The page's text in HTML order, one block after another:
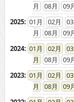
08
09
2025: 01 02 03
08
09
2024: 01 02 03
08
09
2023: 01 02 03
08
09